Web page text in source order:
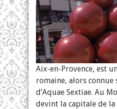
Aix-
en-
Provence
Aix-en-Provence, est
romaine, alors connue
d’Aquae Sextiae. Au
devint la capitale de la